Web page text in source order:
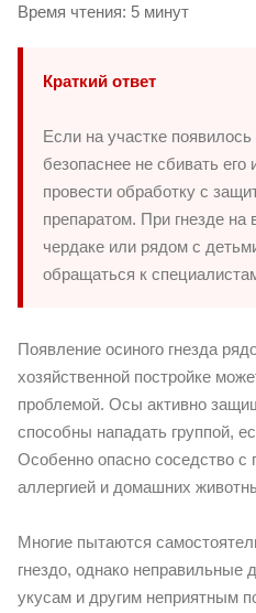
Время чтения: 5 минут
Краткий ответ
Если на участке появилось
безопаснее не сбивать его
провести обработку с
препаратом. При гнезде на
чердаке или рядом с
обращаться к
Появление осиного гнезда
хозяйственной постройке
проблемой. Осы активно
способны нападать группой,
Особенно опасно соседство с
аллергией и домашних
Многие пытаются
гнездо, однако неправильные
укусам и другим неприятным